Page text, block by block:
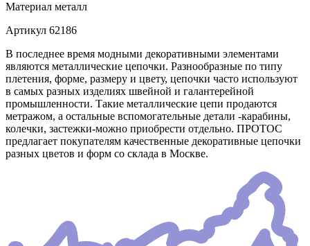
Материал металл
Артикул 62186
В последнее время модными декоративными элементами
являются металлические цепочки. Разнообразные по типу
плетения, форме, размеру и цвету, цепочки часто используют
в самых разных изделиях швейной и галантерейной
промышленности. Такие металлические цепи продаются
метражом, а остальные вспомогательные детали -карабины,
колечки, застежки-можно приобрести отдельно. ПРОТОС
предлагает покупателям качественные декоративные цепочки
разных цветов и форм со склада в Москве.